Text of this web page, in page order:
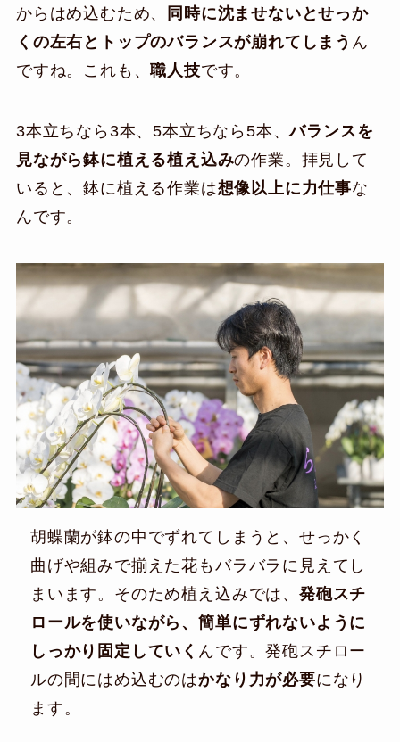
からはめ込むため、
同時に沈ませないとせっか
くの左右とトップのバランスが崩れてしまう ん
ですね。これも、職人技です。
3本立ちなら3本、5本立ちなら5本、バランスを
見ながら鉢に植える植え込みの作業。拝見して
いると、鉢に植える作業は想像以上に力仕事な
んです。
胡蝶蘭が鉢の中でずれてしまうと、せっかく
曲げや組みで揃えた花もバラバラに見えてし
まいます。そのため植え込みでは、 発砲スチ
ロールを使いながら、簡単にずれないように
しっかり固定していく んです。発砲スチロー
ルの間にはめ込むのはかなり力が必要になり
ます。